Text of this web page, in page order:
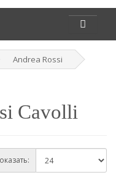
Andrea Rossi
Cavolli